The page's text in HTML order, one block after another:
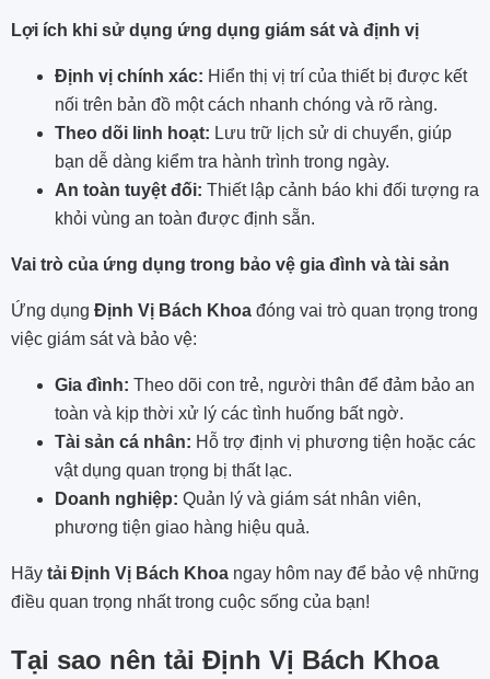
Lợi ích khi sử dụng ứng dụng giám sát và định vị
Định vị chính xác: Hiển thị vị trí của thiết bị được kết
nối trên bản đồ một cách nhanh chóng và rõ ràng.
Theo dõi linh hoạt: Lưu trữ lịch sử di chuyển, giúp
bạn dễ dàng kiểm tra hành trình trong ngày.
An toàn tuyệt đối: Thiết lập cảnh báo khi đối tượng ra
khỏi vùng an toàn được định sẵn.
Vai trò của ứng dụng trong bảo vệ gia đình và tài sản
Ứng dụng Định Vị Bách Khoa đóng vai trò quan trọng trong
việc giám sát và bảo vệ:
Gia đình: Theo dõi con trẻ, người thân để đảm bảo an
toàn và kịp thời xử lý các tình huống bất ngờ.
Tài sản cá nhân: Hỗ trợ định vị phương tiện hoặc các
vật dụng quan trọng bị thất lạc.
Doanh nghiệp: Quản lý và giám sát nhân viên,
phương tiện giao hàng hiệu quả.
Hãy tải Định Vị Bách Khoa ngay hôm nay để bảo vệ những
điều quan trọng nhất trong cuộc sống của bạn!
Tại sao nên tải Định Vị Bách Khoa